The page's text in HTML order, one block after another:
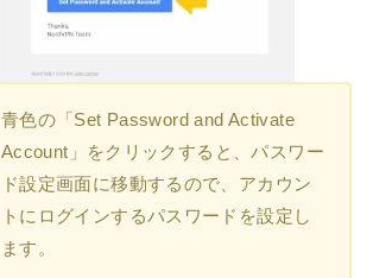
青色の「Set Password and Activate
Account」をクリックすると、パスワー
ド設定画面に移動するので、アカウン
トにログインするパスワードを設定し
ます。